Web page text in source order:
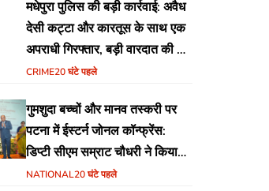
मधेपुरा पुलिस की बड़ी कार्रवाई: अवैध
देसी कट्टा और कारतूस के साथ एक
अपराधी गिरफ्तार, बड़ी वारदात की थी
योजना
CRIME20 घंटे पहले
गुमशुदा बच्चों और मानव तस्करी पर
पटना में ईस्टर्न जोनल कॉन्फ्रेंस:
डिप्टी सीएम सम्राट चौधरी ने किया
उद्घाटन, अंतर्राज्यीय समन्वय पर जोर
NATIONAL20 घंटे पहले